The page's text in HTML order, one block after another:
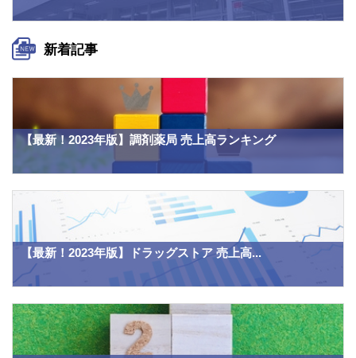
新着記事
【最新！2023年版】調剤薬局 売上高ランキング
【最新！2023年版】ドラッグストア 売上高...